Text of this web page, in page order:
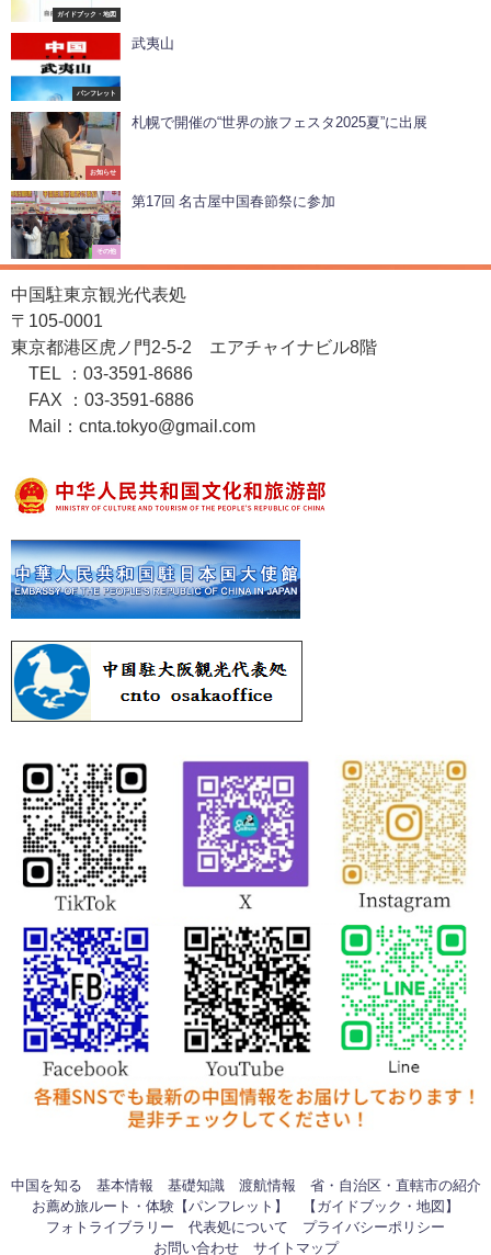
ガイドブック・地図
パンフレット
武夷山
お知らせ
札幌で開催の“世界の旅フェスタ2025夏”に出展
その他
第17回 名古屋中国春節祭に参加
中国駐東京観光代表処
〒105-0001
東京都港区虎ノ門2-5-2 エアチャイナビル8階
TEL ：03-3591-8686
FAX ：03-3591-6886
Mail：cnta.tokyo@gmail.com
中国を知る 基本情報 基礎知識 渡航情報
省・自治区・直轄市の紹介
お薦め旅ルート・体験【パンフレット】
【ガイドブック・地図】
フォトライブラリー
代表処について
プライバシーポリシー
お問い合わせ
サイトマップ